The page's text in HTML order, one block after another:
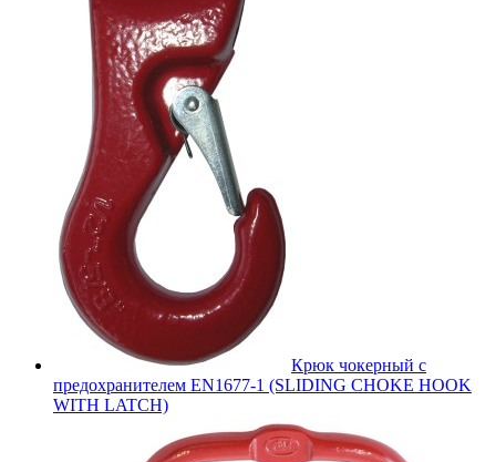
Крюк чокерный с
предохранителем EN1677-1 (SLIDING CHOKE HOOK
WITH LATCH)